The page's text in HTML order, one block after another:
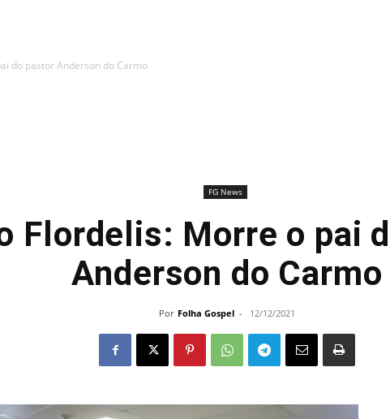
do pastor Anderson do Carmo
FG News
Flordelis: Morre o pai
Anderson do Carmo
Por Folha Gospel - 12/12/2021